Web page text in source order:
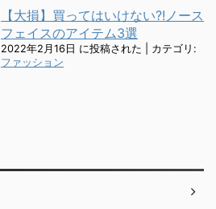
【大損】買ってはいけない?!ノース
フェイスのアイテム3選
2022年2月16日 に投稿された
カテゴリ:
ファッション